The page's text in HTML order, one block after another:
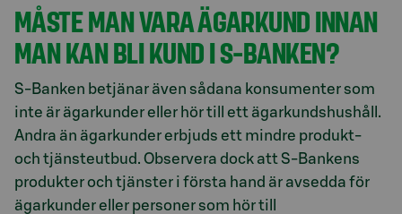
MÅSTE MAN VARA ÄGARKUND INNAN
MAN KAN BLI KUND I S-BANKEN?
S-Banken betjänar även sådana konsumenter som
inte är ägarkunder eller hör till ett ägarkundshushåll.
Andra än ägarkunder erbjuds ett mindre produkt-
och tjänsteutbud. Observera dock att S-Bankens
produkter och tjänster i första hand är avsedda för
ägarkunder eller personer som hör till